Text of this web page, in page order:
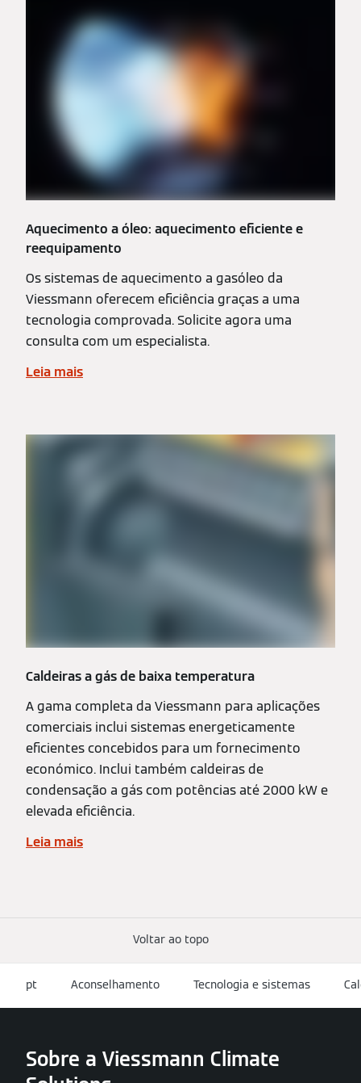
Aquecimento a óleo: aquecimento eficiente e
reequipamento
Os sistemas de aquecimento a gasóleo da
Viessmann oferecem eficiência graças a uma
tecnologia comprovada. Solicite agora uma
consulta com um especialista.
Leia mais
Caldeiras a gás de baixa temperatura
A gama completa da Viessmann para aplicações
comerciais inclui sistemas energeticamente
eficientes concebidos para um fornecimento
económico. Inclui também caldeiras de
condensação a gás com potências até 2000 kW e
elevada eficiência.
Leia mais
Voltar ao topo
pt Aconselhamento Tecnologia e sistemas
Sobre a Viessmann Climate